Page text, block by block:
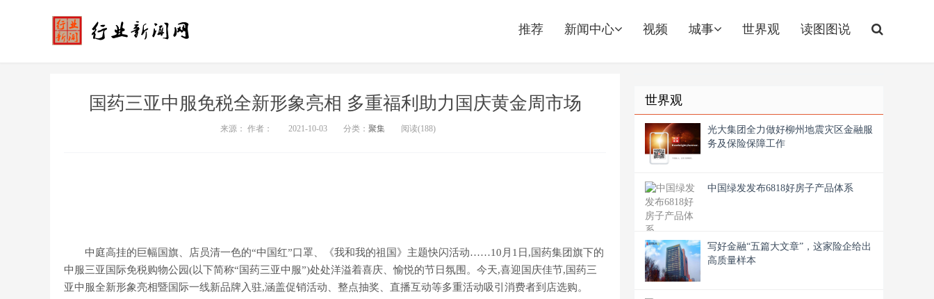
推荐 新闻中心 视频 城事 世界观 读图图说
国药三亚中服免税全新形象亮相 多重福利助力国庆黄金周市场
来源： 作者： 2021-10-03 分类： 聚集 阅读(188)
中庭高挂的巨幅国旗、店员清一色的“中国红”口罩、《我和我的祖国》主题快闪活动……10月1日,国药集团旗下的
中服三亚国际免税购物公园(以下简称“国药三亚中服”)处处洋溢着喜庆、愉悦的节日氛围。今天,喜迎国庆佳节,国药三
亚中服全新形象亮相暨国际一线新品牌入驻,涵盖促销活动、整点抽奖、直播互动等多重活动吸引消费者到店选购。
世界观
光大集团全力做好柳州地震灾区金融服
务及保险保障工作
中国绿发发布6818好房子产品体系
写好金融“五篇大文章”，这家险企给出
高质量样本